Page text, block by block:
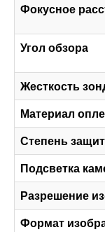
Фокусное
Угол обзора
Жесткость
Материал
Степень
Подсветка
Разрешение
Формат